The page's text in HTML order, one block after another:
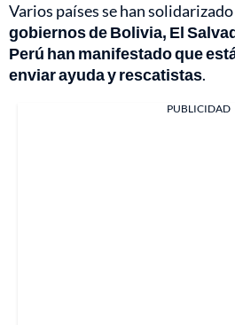
Varios países se han
gobiernos de Bolivia, El
Perú han manifestado que
enviar ayuda y rescatistas.
PUBLICIDAD